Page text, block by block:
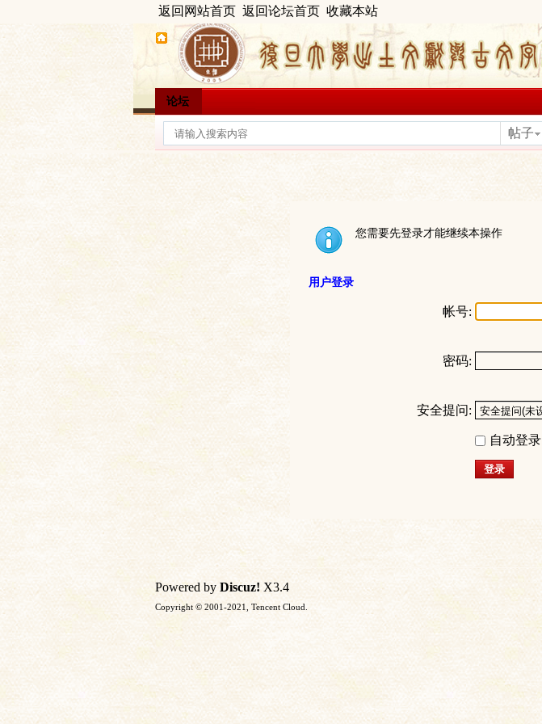
返回网站首页 返回论坛首页 收藏本站
论坛
帖子
您需要先登录才能继续本操作
用户登录
帐号:
密码:
安全提问:
自动登录
登录
Powered by Discuz! X3.4
Copyright © 2001-2021, Tencent Cloud.